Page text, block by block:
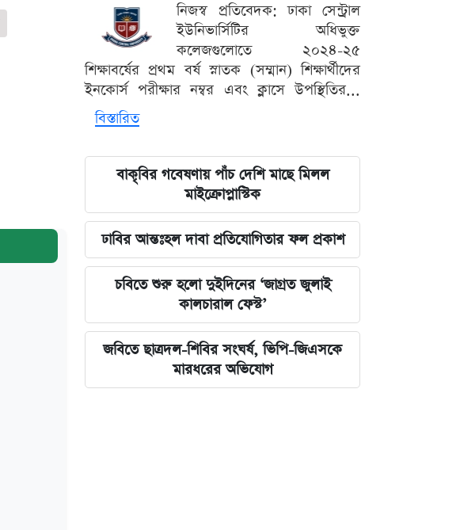
নিজস্ব প্রতিবেদক: ঢাকা সেন্ট্রাল
ইউনিভার্সিটির অধিভুক্ত
কলেজগুলোতে ২০২৪-২৫
শিক্ষাবর্ষের প্রথম বর্ষ স্নাতক (সম্মান) শিক্ষার্থীদের
ইনকোর্স পরীক্ষার নম্বর এবং ক্লাসে উপস্থিতির...
বিস্তারিত
বাকৃবির গবেষণায় পাঁচ দেশি মাছে মিলল
মাইক্রোপ্লাস্টিক
ঢাবির আন্তঃহল দাবা প্রতিযোগিতার ফল প্রকাশ
চবিতে শুরু হলো দুইদিনের ‘জাগ্রত জুলাই
কালচারাল ফেস্ট’
জবিতে ছাত্রদল-শিবির সংঘর্ষ, ভিপি-জিএসকে
মারধরের অভিযোগ